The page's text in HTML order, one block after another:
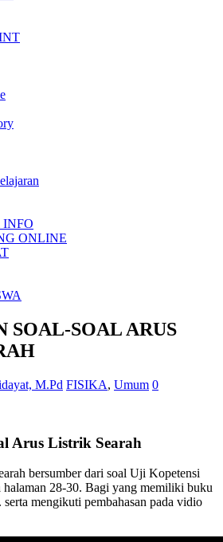
ONLINE
SOAL-SOAL ARUS
M.Pd FISIKA, Umum 0
Arus Listrik Searah
bersumber dari soal Uji Kopetensi
halaman 28-30. Bagi yang memiliki buku
mengikuti pembahasan pada vidio